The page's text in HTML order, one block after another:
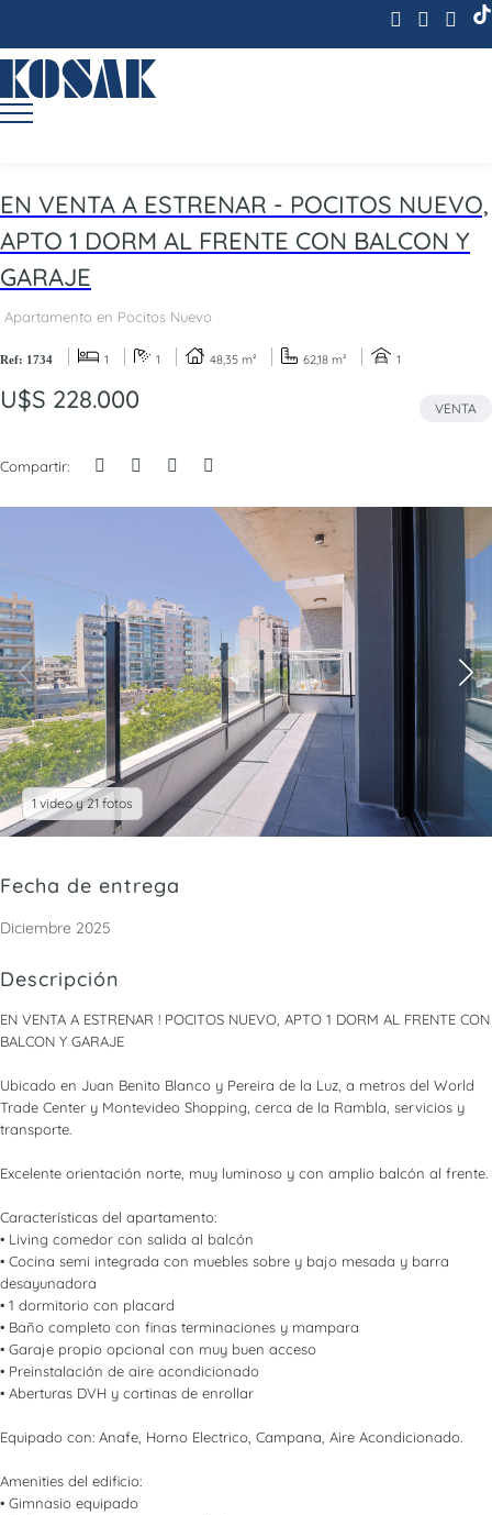
EN VENTA A ESTRENAR - POCITOS NUEVO,
APTO 1 DORM AL FRENTE CON BALCON Y
GARAJE
Apartamento en Pocitos Nuevo
Ref: 1734 1 1 48,35 m² 62,18 m² 1
U$S 228.000 VENTA
Compartir:
1 video y 21 fotos
Fecha de entrega
Diciembre 2025
Descripción
EN VENTA A ESTRENAR ! POCITOS NUEVO, APTO 1 DORM AL FRENTE CON
BALCON Y GARAJE
Ubicado en Juan Benito Blanco y Pereira de la Luz, a metros del World
Trade Center y Montevideo Shopping, cerca de la Rambla, servicios y
transporte.
Excelente orientación norte, muy luminoso y con amplio balcón al frente.
Características del apartamento:
• Living comedor con salida al balcón
• Cocina semi integrada con muebles sobre y bajo mesada y barra
desayunadora
• 1 dormitorio con placard
• Baño completo con finas terminaciones y mampara
• Garaje propio opcional con muy buen acceso
• Preinstalación de aire acondicionado
• Aberturas DVH y cortinas de enrollar
Equipado con: Anafe, Horno Electrico, Campana, Aire Acondicionado.
Amenities del edificio:
• Gimnasio equipado